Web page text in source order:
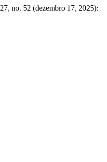
27, no. 52 (dezembro 17, 2025):